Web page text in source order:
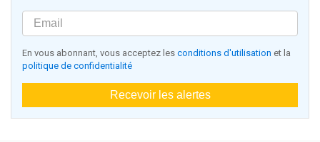
En vous abonnant, vous acceptez les conditions d'utilisation et la
politique de confidentialité
Recevoir les alertes